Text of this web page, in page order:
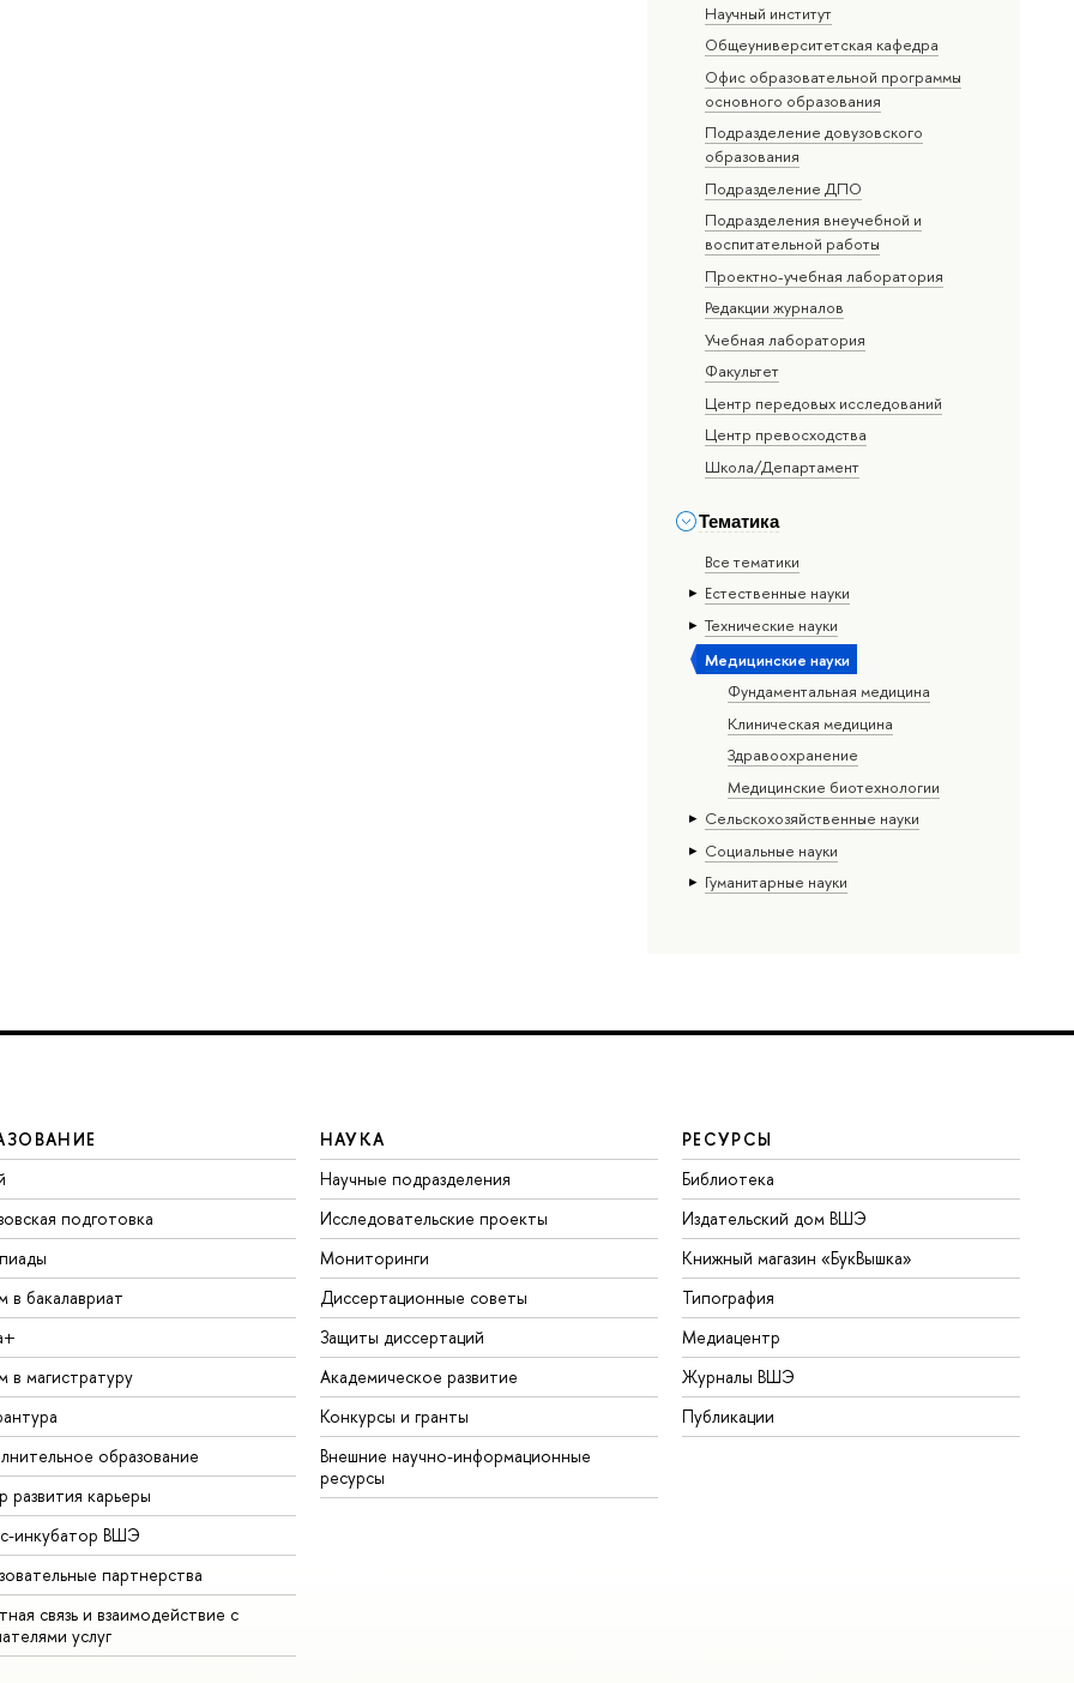
Научный институт
Общеуниверситетская кафедра
Офис образовательной программы
основного образования
Подразделение довузовского
образования
Подразделение ДПО
Подразделения внеучебной и
воспитательной работы
Проектно-учебная лаборатория
Редакции журналов
Учебная лаборатория
Факультет
Центр передовых исследований
Центр превосходства
Школа/Департамент
Тематика
Все тематики
Естественные науки
Тех­ничес­кие науки
Медицинские науки
Фундаментальная медицина
Клиническая медицина
Здравоохранение
Медицинские биотехнологии
Сельскохозяйственные науки
Социальные науки
Гуманитарные науки
подготовка
в бакалавриат
в магистратуру
образование
развития карьеры
инкубатор ВШЭ
партнерства
связь и взаимодействие с
услуг
НАУКА
Научные подразделения
Исследовательские проекты
Мониторинги
Диссертационные советы
Защиты диссертаций
Академическое развитие
Конкурсы и гранты
Внешние научно-информационные
ресурсы
РЕСУРСЫ
Библиотека
Издательский дом ВШЭ
Книжный магазин «БукВышка»
Типография
Медиацентр
Журналы ВШЭ
Публикации